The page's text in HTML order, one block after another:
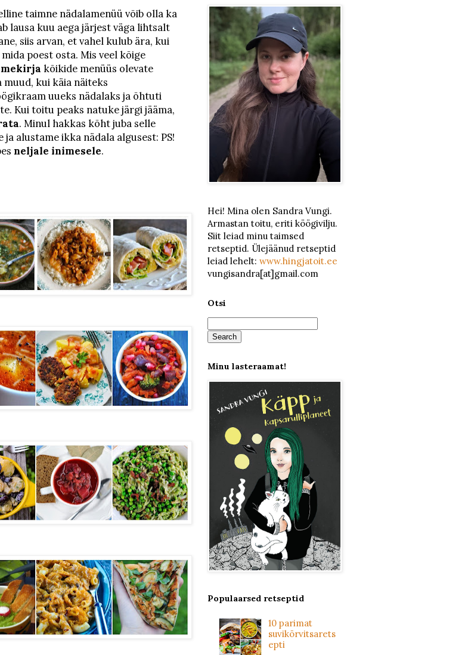
taimne nädalamenüü võib olla ka
lausa kuu aega järjest väga lihtsalt
siis arvan, et vahel kulub ära, kui
poest osta. Mis veel kõige
kõikide menüüs olevate
kui käia näiteks
uueks nädalaks ja õhtuti
Kui toitu peaks natuke järgi jääma,
. Minul hakkas kõht juba selle
alustame ikka nädala algusest: PS!
neljale inimesele.
Hei! Mina olen Sandra Vungi.
Armastan toitu, eriti köögivilju.
Siit leiad minu taimsed
retseptid. Ülejäänud retseptid
leiad lehelt: www.hingjatoit.ee
vungisandra[at]gmail.com
Otsi
Minu lasteraamat!
Populaarsed retseptid
10 parimat
suvikõrvitsarets
epti